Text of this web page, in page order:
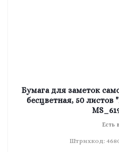
Бумага для заметок
бесцветная, 50
Есть
Штрихкод: